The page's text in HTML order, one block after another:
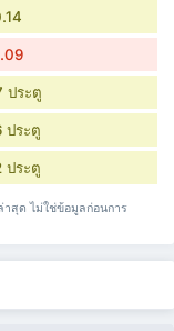
ประตู
ประตู
ประตู
สุด ไม่ใช่ข้อมูลก่อนการ